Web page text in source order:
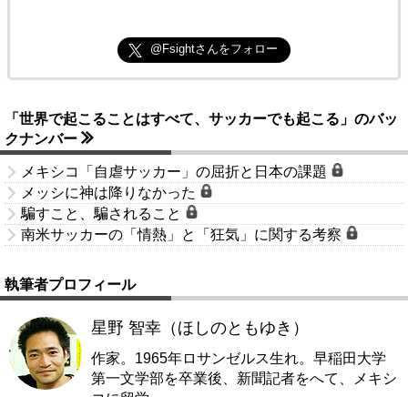
@Fsightさんをフォロー
「世界で起こることはすべて、サッカーでも起こる」のバッ
クナンバー
メキシコ「自虐サッカー」の屈折と日本の課題
メッシに神は降りなかった
騙すこと、騙されること
南米サッカーの「情熱」と「狂気」に関する考察
執筆者プロフィール
星野 智幸（ほしのともゆき）
作家。1965年ロサンゼルス生れ。早稲田大学
第一文学部を卒業後、新聞記者をへて、メキシ